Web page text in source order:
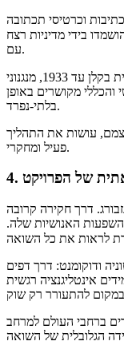
וכרטיסי תכתובה
בידי מדיניות רצח
עם.
מקנה קונטקסט: האתר משלב את סיפורה של אינגريد בהקשר ההיסטורי הרחב: פרק על חיי הקהילה היהודית בקלן עד 1933, מנגנוני
והכללי מקושרים באופן
בלתי-נפרד.
עושות את התהליך
פעיל ומחקרי.
של הפרויקט
דרך חקירה קרובה
האנושיות שלה.
ודוקומנט: דרך דפים
אינטליגנציה רגשית
ברחבי העולם למרחב